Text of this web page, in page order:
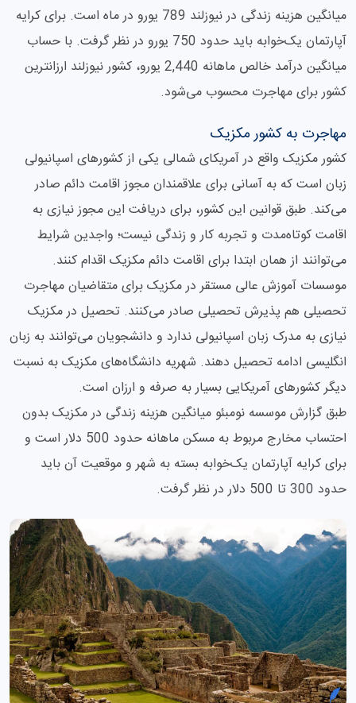
میانگین هزینه زندگی در نیوزلند 789 یورو در ماه است. برای کرایه
آپارتمان یک‌خوابه باید حدود 750 یورو در نظر گرفت. با حساب
میانگین درآمد خالص ماهانه 2,440 یورو، کشور نیوزلند ارزانترین
کشور برای مهاجرت محسوب می‌شود.
مهاجرت به کشور مکزیک
کشور مکزیک واقع در آمریکای شمالی یکی از کشورهای اسپانیولی
زبان است که به آسانی برای علاقمندان مجوز اقامت دائم صادر
می‌کند. طبق قوانین این کشور، برای دریافت این مجوز نیازی به
اقامت کوتاه‌مدت و تجربه کار و زندگی نیست؛ واجدین شرایط
می‌توانند از همان ابتدا برای اقامت دائم مکزیک اقدام کنند.
موسسات آموزش عالی مستقر در مکزیک برای متقاضیان مهاجرت
تحصیلی هم پذیرش تحصیلی صادر می‌کنند. تحصیل در مکزیک
نیازی به مدرک زبان اسپانیولی ندارد و دانشجویان می‌توانند به زبان
انگلیسی ادامه تحصیل دهند. شهریه دانشگاه‌های مکزیک به نسبت
دیگر کشورهای آمریکایی بسیار به صرفه و ارزان است.
طبق گزارش موسسه نومبئو میانگین هزینه زندگی در مکزیک بدون
احتساب مخارج مربوط به مسکن ماهانه حدود 500 دلار است و
برای کرایه آپارتمان یک‌خوابه بسته به شهر و موقعیت آن باید
حدود 300 تا 500 دلار در نظر گرفت.